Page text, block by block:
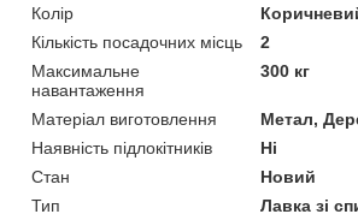
Колір
Кількість посадочних місць
2
Максимальне
навантаження
300 кг
Матеріал виготовлення
Метал,
Наявність підлокітників
Ні
Стан
Новий
Тип
Лавка зі